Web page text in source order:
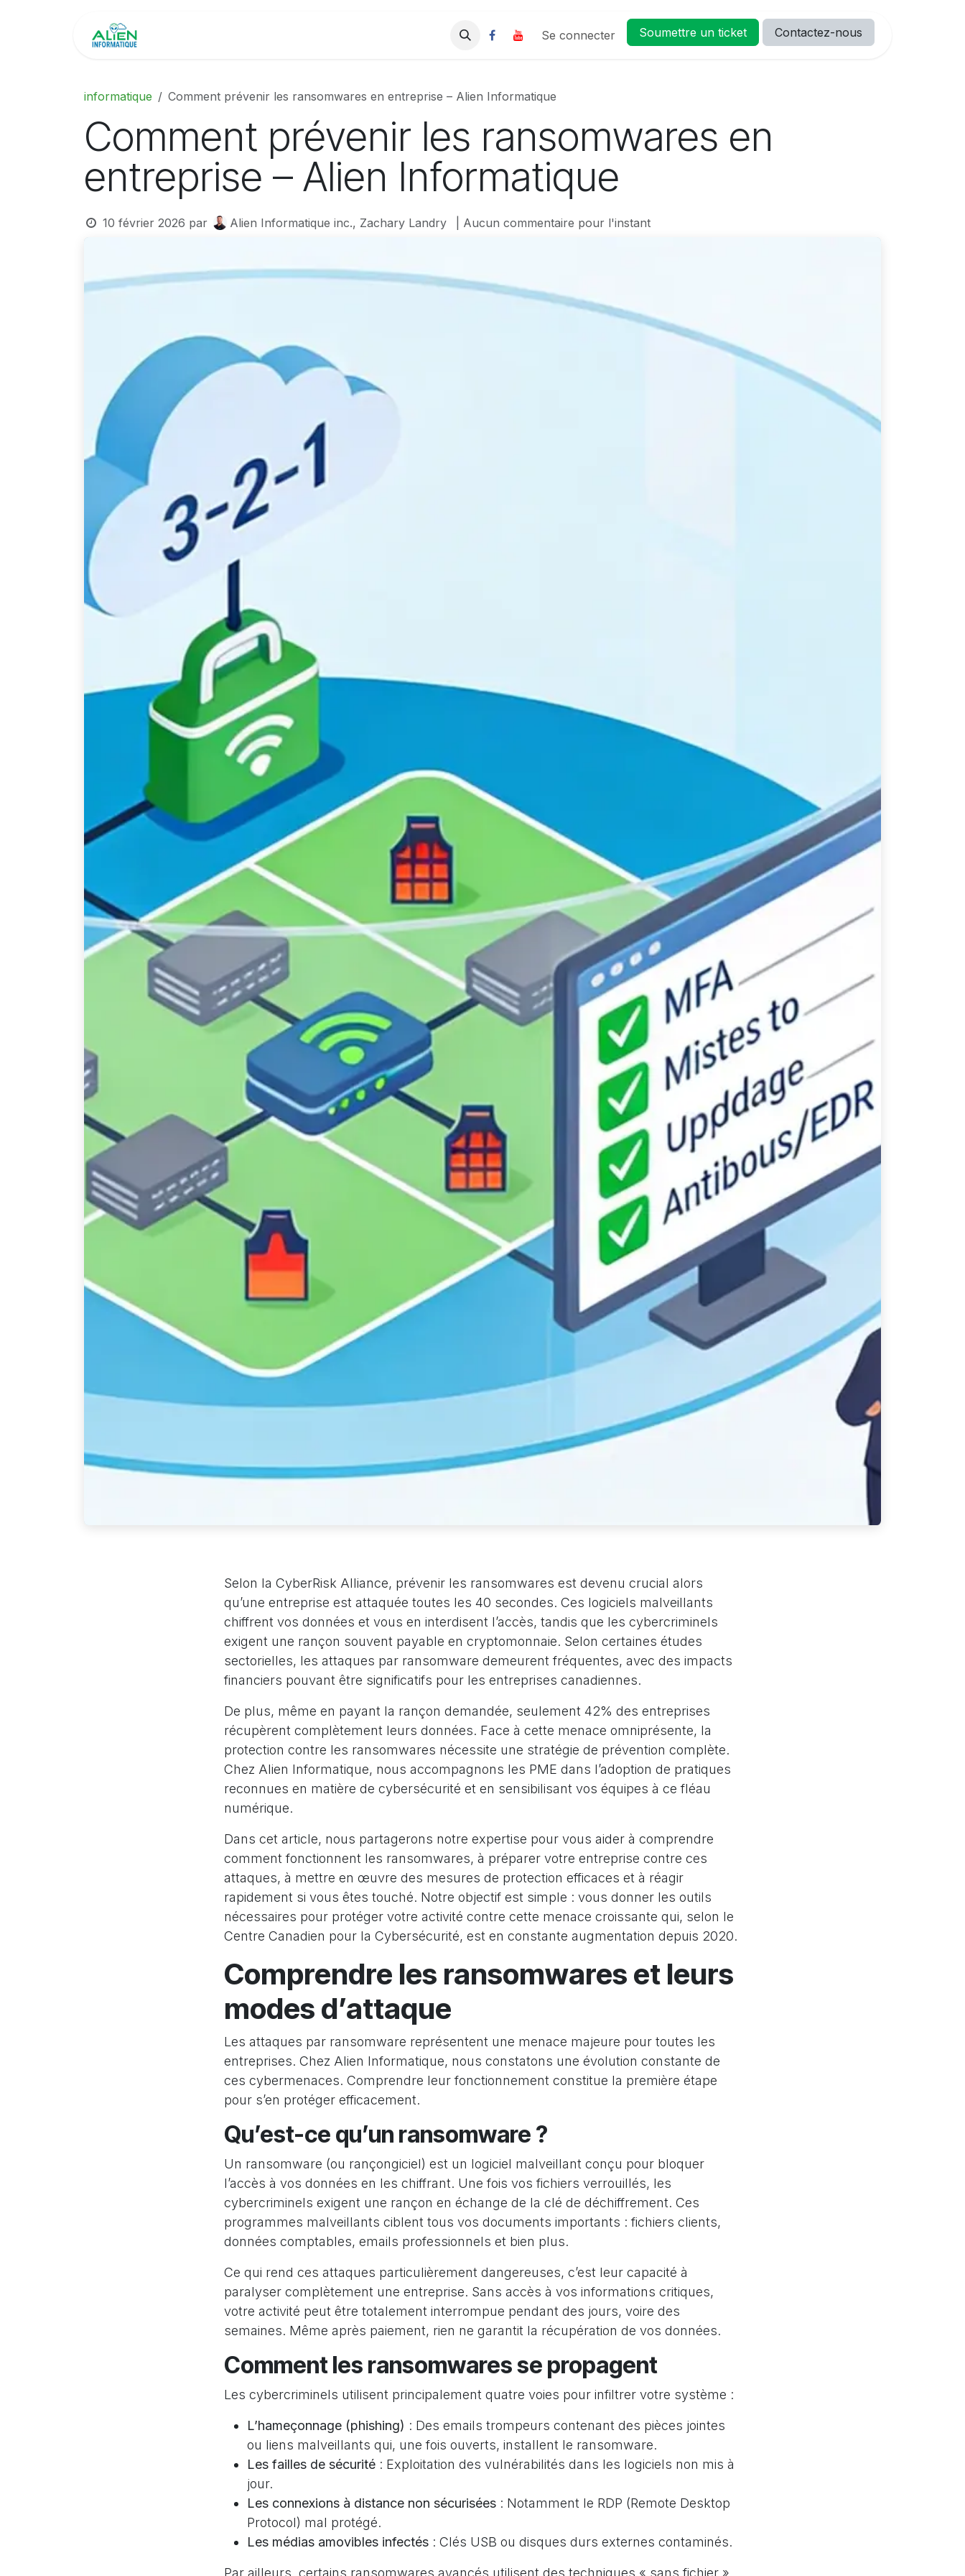
Témoignages F.A.Q CARRIÈRES Blog Accueil Formation
Se connecter Soumettre un ticket Contactez-nous
informatique Comment prévenir les ransomwares en entreprise – Alien Informatique
Comment prévenir les ransomwares en
entreprise – Alien Informatique
10 février 2026 par Alien Informatique inc., Zachary Landry | Aucun commentaire pour l'instant
Selon la CyberRisk Alliance, prévenir les ransomwares est devenu crucial alors
qu’une entreprise est attaquée toutes les 40 secondes. Ces logiciels malveillants
chiffrent vos données et vous en interdisent l’accès, tandis que les cybercriminels
exigent une rançon souvent payable en cryptomonnaie. Selon certaines études
sectorielles, les attaques par ransomware demeurent fréquentes, avec des impacts
financiers pouvant être significatifs pour les entreprises canadiennes.
De plus, même en payant la rançon demandée, seulement 42% des entreprises
récupèrent complètement leurs données. Face à cette menace omniprésente, la
protection contre les ransomwares nécessite une stratégie de prévention complète.
Chez Alien Informatique, nous accompagnons les PME dans l’adoption de pratiques
reconnues en matière de cybersécurité et en sensibilisant vos équipes à ce fléau
numérique.
Dans cet article, nous partagerons notre expertise pour vous aider à comprendre
comment fonctionnent les ransomwares, à préparer votre entreprise contre ces
attaques, à mettre en œuvre des mesures de protection efficaces et à réagir
rapidement si vous êtes touché. Notre objectif est simple : vous donner les outils
nécessaires pour protéger votre activité contre cette menace croissante qui, selon le
Centre Canadien pour la Cybersécurité, est en constante augmentation depuis 2020.
Comprendre les ransomwares et leurs
modes d’attaque
Les attaques par ransomware représentent une menace majeure pour toutes les
entreprises. Chez Alien Informatique, nous constatons une évolution constante de
ces cybermenaces. Comprendre leur fonctionnement constitue la première étape
pour s’en protéger efficacement.
Qu’est-ce qu’un ransomware ?
Un ransomware (ou rançongiciel) est un logiciel malveillant conçu pour bloquer
l’accès à vos données en les chiffrant. Une fois vos fichiers verrouillés, les
cybercriminels exigent une rançon en échange de la clé de déchiffrement. Ces
programmes malveillants ciblent tous vos documents importants : fichiers clients,
données comptables, emails professionnels et bien plus.
Ce qui rend ces attaques particulièrement dangereuses, c’est leur capacité à
paralyser complètement une entreprise. Sans accès à vos informations critiques,
votre activité peut être totalement interrompue pendant des jours, voire des
semaines. Même après paiement, rien ne garantit la récupération de vos données.
Comment les ransomwares se propagent
Les cybercriminels utilisent principalement quatre voies pour infiltrer votre système :
L’hameçonnage (phishing) : Des emails trompeurs contenant des pièces jointes
ou liens malveillants qui, une fois ouverts, installent le ransomware.
Les failles de sécurité : Exploitation des vulnérabilités dans les logiciels non mis à
jour.
Les connexions à distance non sécurisées : Notamment le RDP (Remote Desktop
Protocol) mal protégé.
Les médias amovibles infectés : Clés USB ou disques durs externes contaminés.
Par ailleurs, certains ransomwares avancés utilisent des techniques « sans fichier »,